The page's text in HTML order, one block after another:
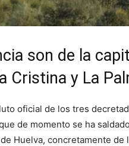
son de la
Cristina y La
oficial de los tres
de momento se ha
Huelva, concretamente de